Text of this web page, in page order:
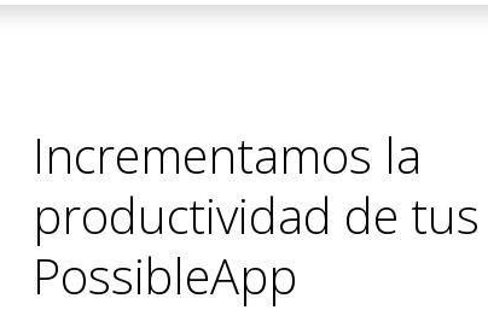
Incrementamos la
productividad de
PossibleApp